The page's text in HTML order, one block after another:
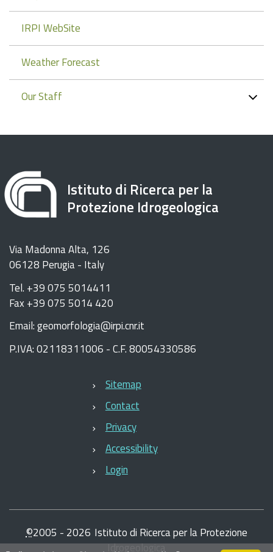
IRPI WebSite
Weather Forecast
Our Staff
Istituto di Ricerca per la
Protezione Idrogeologica
Via Madonna Alta, 126
06128 Perugia - Italy
Tel. +39 075 5014411
Fax +39 075 5014 420
Email: geomorfologia@irpi.cnr.it
P.IVA: 02118311006 - C.F. 80054330586
Sitemap
Contact
Privacy
Accessibility
Login
©2005 - 2026 Istituto di Ricerca per la Protezione
Idrogeologica